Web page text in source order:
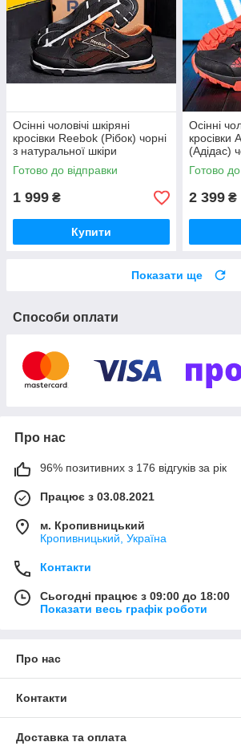
Осінні чоловічі шкіряні
кросівки Reebok (Рібок) чорні
з натуральної шкіри
Готово до відправки
1 999 ₴
Купити
Осінні
кросівки
(Адідас)
*а-111ч.к*
Готово
2 399 ₴
Показати ще
Способи оплати
Про нас
96% позитивних з 176 відгуків за рік
Працює з 03.08.2021
м. Кропивницький
Кропивницький, Україна
Контакти
Сьогодні працює з 09:00 до 18:00
Показати весь графік роботи
Про нас
Контакти
Доставка та оплата